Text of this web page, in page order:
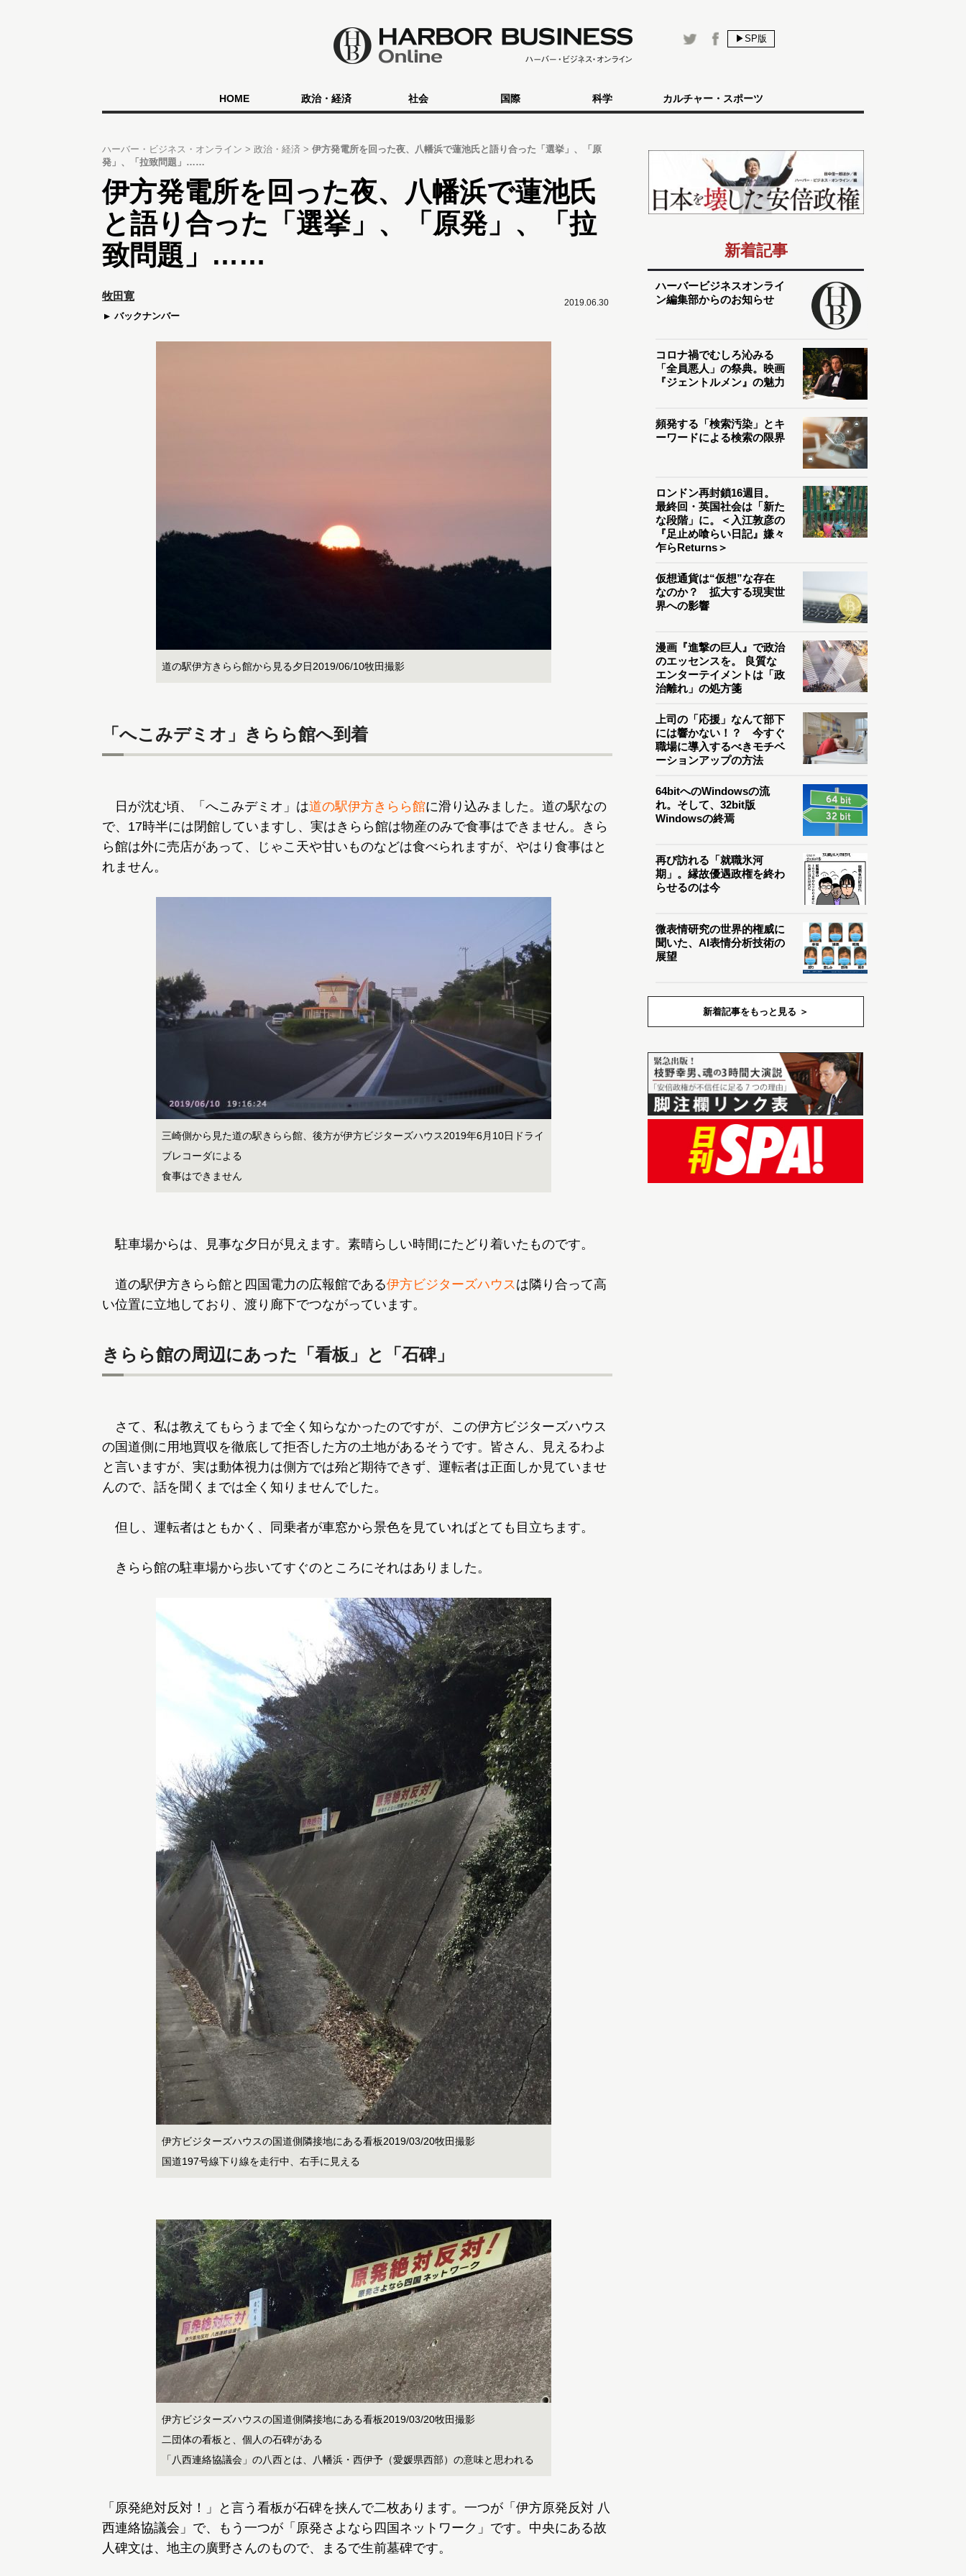
▶SP版
HOME 政治・経済 社会 国際 科学 カルチャー・スポーツ
ハーバー・ビジネス・オンライン 政治・経済
伊方発電所を回った夜、八幡浜で蓮池氏と語り合った「選挙」、「原
発」、「拉致問題」……
伊方発電所を回った夜、八幡浜で蓮池氏
と語り合った「選挙」、「原発」、「拉
致問題」……
2019.06.30
牧田寛
バックナンバー
道の駅伊方きらら館から見る夕日2019/06/10牧田撮影
「へこみデミオ」きらら館へ到着
日が沈む頃、「へこみデミオ」は道の駅伊方きらら館に滑り込みました。道の駅なの
で、17時半には閉館していますし、実はきらら館は物産のみで食事はできません。きら
ら館は外に売店があって、じゃこ天や甘いものなどは食べられますが、やはり食事はと
れません。
三崎側から見た道の駅きらら館、後方が伊方ビジターズハウス2019年6月10日ドライ
ブレコーダによる
食事はできません
駐車場からは、見事な夕日が見えます。素晴らしい時間にたどり着いたものです。
道の駅伊方きらら館と四国電力の広報館である伊方ビジターズハウスは隣り合って高
い位置に立地しており、渡り廊下でつながっています。
きらら館の周辺にあった「看板」と「石碑」
さて、私は教えてもらうまで全く知らなかったのですが、この伊方ビジターズハウス
の国道側に用地買収を徹底して拒否した方の土地があるそうです。皆さん、見えるわよ
と言いますが、実は動体視力は側方では殆ど期待できず、運転者は正面しか見ていませ
んので、話を聞くまでは全く知りませんでした。
但し、運転者はともかく、同乗者が車窓から景色を見ていればとても目立ちます。
きらら館の駐車場から歩いてすぐのところにそれはありました。
伊方ビジターズハウスの国道側隣接地にある看板2019/03/20牧田撮影
国道197号線下り線を走行中、右手に見える
伊方ビジターズハウスの国道側隣接地にある看板2019/03/20牧田撮影
二団体の看板と、個人の石碑がある
「八西連絡協議会」の八西とは、八幡浜・西伊予（愛媛県西部）の意味と思われる
「原発絶対反対！」と言う看板が石碑を挟んで二枚あります。一つが「伊方原発反対 八
西連絡協議会」で、もう一つが「原発さよなら四国ネットワーク」です。中央にある故
人碑文は、地主の廣野さんのもので、まるで生前墓碑です。
新着記事
ハーバービジネスオンライ
ン編集部からのお知らせ
コロナ禍でむしろ沁みる
「全員悪人」の祭典。映画
『ジェントルメン』の魅力
頻発する「検索汚染」とキ
ーワードによる検索の限界
ロンドン再封鎖16週目。
最終回・英国社会は「新た
な段階」に。＜入江敦彦の
『足止め喰らい日記』嫌々
乍らReturns＞
仮想通貨は“仮想”な存在
なのか？ 拡大する現実世
界への影響
漫画『進撃の巨人』で政治
のエッセンスを。 良質な
エンターテイメントは「政
治離れ」の処方箋
上司の「応援」なんて部下
には響かない！？ 今すぐ
職場に導入するべきモチベ
ーションアップの方法
64bitへのWindowsの流
れ。そして、32bit版
Windowsの終焉
再び訪れる「就職氷河
期」。縁故優遇政権を終わ
らせるのは今
微表情研究の世界的権威に
聞いた、AI表情分析技術の
展望
新着記事をもっと見る